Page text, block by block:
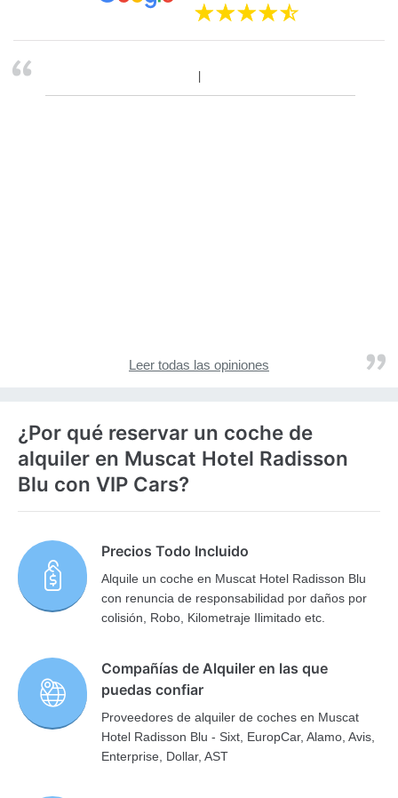
Leer todas las opiniones
¿Por qué reservar un coche de
alquiler en Muscat Hotel Radisson
Blu con VIP Cars?
Precios Todo Incluido
Alquile un coche en Muscat Hotel Radisson Blu
con renuncia de responsabilidad por daños por
colisión, Robo, Kilometraje Ilimitado etc.
Compañías de Alquiler en las que
puedas confiar
Proveedores de alquiler de coches en Muscat
Hotel Radisson Blu - Sixt, EuropCar, Alamo, Avis,
Enterprise, Dollar, AST